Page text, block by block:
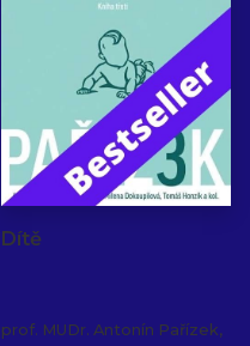
Dítě
prof. MUDr. Antonín Pařízek,